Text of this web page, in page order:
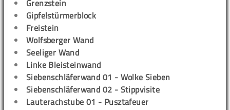
Grenzstein
Gipfelstürmerblock
Freistein
Wolfsberger Wand
Seeliger Wand
Linke Bleisteinwand
Siebenschläferwand 01 - Wolke Sieben
Siebenschläferwand 02 - Stippvisite
Lauterachstube 01 - Pusztafeuer